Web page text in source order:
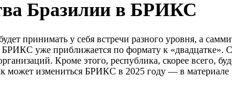
Бразилии в БРИКС
принимать у себя встречи разного уровня, а
БРИКС уже приближается по формату к «двадцатке».
Кроме этого, республика, скорее всего,
может измениться БРИКС в 2025 году — в материале